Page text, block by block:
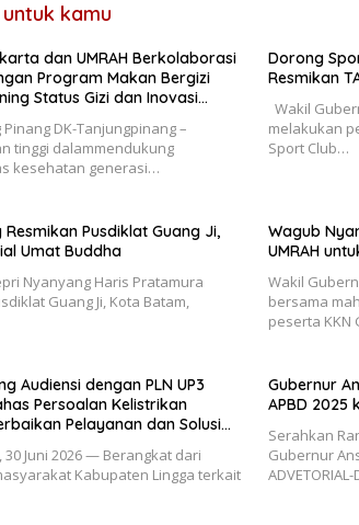
kamu
dan UMRAH Berkolaborasi
Program Makan Bergizi
Status Gizi dan Inovasi
Pinang DK-Tanjungpinang –
tinggi dalammendukung
kesehatan generasi…
Dorong
Resmikan
Wakil
melakukan
Sport Club…
Pusdiklat Guang Ji,
Umat Buddha
Nyanyang Haris Pratamura
Guang Ji, Kota Batam,
Wagub
UMRAH
Wakil
bersama
peserta KKN
Audiensi dengan PLN UP3
Persoalan Kelistrikan
Pelayanan dan Solusi
30 Juni 2026 — Berangkat dari
Kabupaten Lingga terkait
Gubernur
APBD 2025
Serahkan
Gubernur